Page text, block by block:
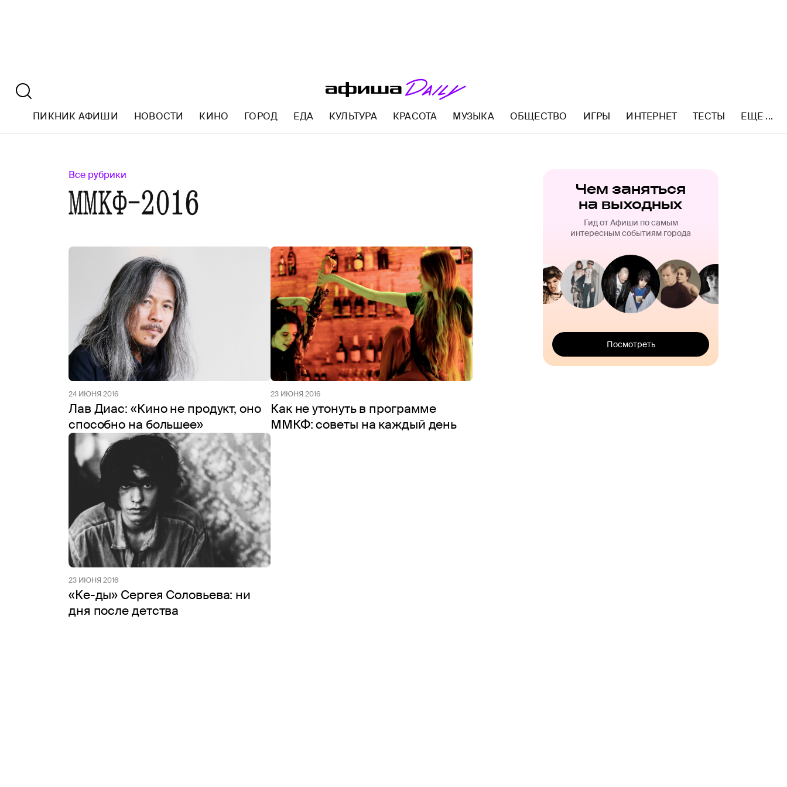
ПИКНИК АФИШИ НОВОСТИ КИНО ГОРОД ЕДА КУЛЬТУРА КРАСОТА МУЗЫКА ОБЩЕСТВО ИГРЫ ИНТЕРНЕТ
ТЕСТЫ
AFISHA.RU
ЕЩЕ ...
Все рубрики
ММКФ-2016
24 ИЮНЯ 2016
Лав Диас: «Кино не продукт, оно
способно на большее»
23 ИЮНЯ 2016
Как не утонуть в программе
ММКФ: советы на каждый день
23 ИЮНЯ 2016
«Ке-ды» Сергея Соловьева: ни
дня после детства
Чем заняться
на выходных
Гид от Афиши по самым
интересным событиям города
Посмотреть